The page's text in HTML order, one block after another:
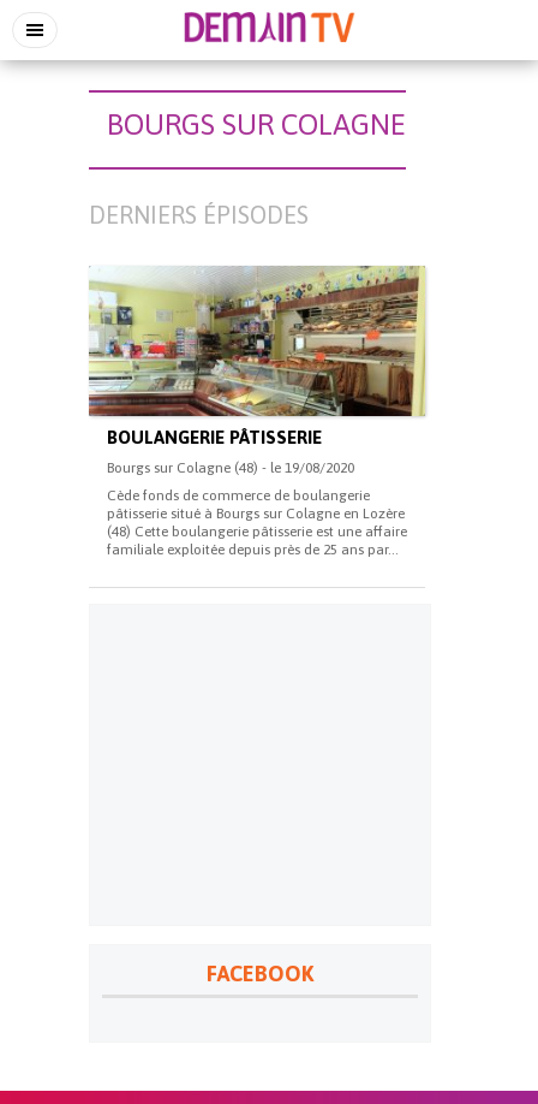
BOURGS SUR COLAGNE
DERNIERS ÉPISODES
BOULANGERIE PÂTISSERIE
Bourgs sur Colagne (48) - le 19/08/2020
Cède fonds de commerce de boulangerie
pâtisserie situé à Bourgs sur Colagne en Lozère
(48) Cette boulangerie pâtisserie est une affaire
familiale exploitée depuis près de 25 ans par...
FACEBOOK